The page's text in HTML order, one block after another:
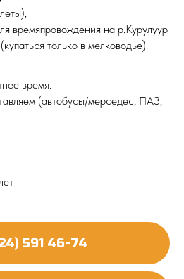
времяпровождения на р.Курулуур
только в мелководье).
время.
(автобусы/мерседес, ПАЗ,
591 46-74